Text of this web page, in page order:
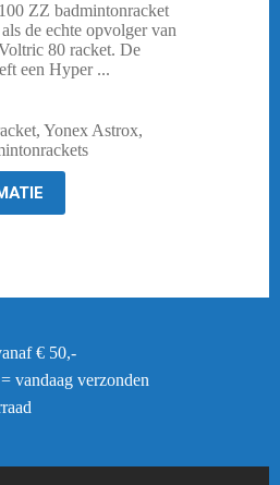
ZZ badmintonracket
de echte opvolger van
80 racket. De
een Hyper ...
, Yonex Astrox,
€ 50,-
vandaag verzonden